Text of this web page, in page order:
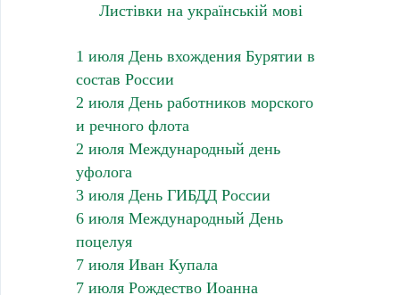
Листівки на українській мові
1 июля День вхождения Бурятии в
состав России
2 июля День работников морского
и речного флота
2 июля Международный день
уфолога
3 июля День ГИБДД России
6 июля Международный День
поцелуя
7 июля Иван Купала
7 июля Рождество Иоанна